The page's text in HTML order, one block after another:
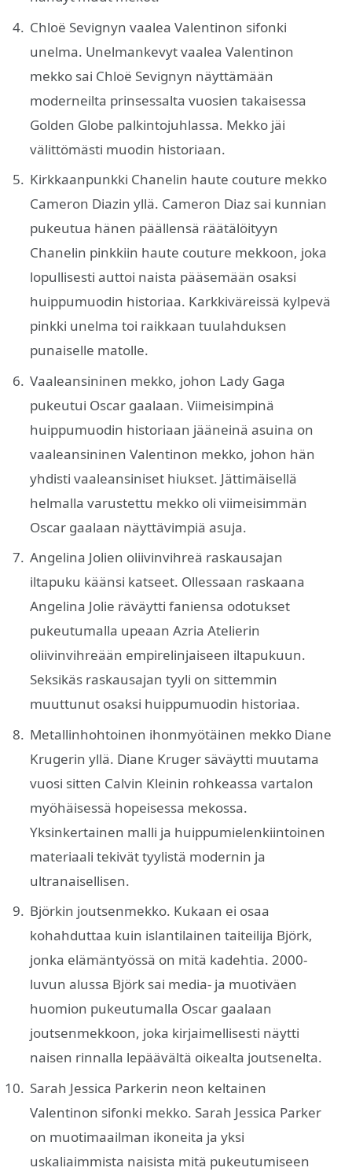
Chloë Sevignyn vaalea Valentinon sifonki
unelma. Unelmankevyt vaalea Valentinon
mekko sai Chloë Sevignyn näyttämään
moderneilta prinsessalta vuosien takaisessa
Golden Globe palkintojuhlassa. Mekko jäi
välittömästi muodin historiaan.
Kirkkaanpunkki Chanelin haute couture mekko
Cameron Diazin yllä. Cameron Diaz sai kunnian
pukeutua hänen päällensä räätälöityyn
Chanelin pinkkiin haute couture mekkoon, joka
lopullisesti auttoi naista pääsemään osaksi
huippumuodin historiaa. Karkkiväreissä kylpevä
pinkki unelma toi raikkaan tuulahduksen
punaiselle matolle.
Vaaleansininen mekko, johon Lady Gaga
pukeutui Oscar gaalaan. Viimeisimpinä
huippumuodin historiaan jääneinä asuina on
vaaleansininen Valentinon mekko, johon hän
yhdisti vaaleansiniset hiukset. Jättimäisellä
helmalla varustettu mekko oli viimeisimmän
Oscar gaalaan näyttävimpiä asuja.
Angelina Jolien oliivinvihreä raskausajan
iltapuku käänsi katseet. Ollessaan raskaana
Angelina Jolie räväytti faniensa odotukset
pukeutumalla upeaan Azria Atelierin
oliivinvihreään empirelinjaiseen iltapukuun.
Seksikäs raskausajan tyyli on sittemmin
muuttunut osaksi huippumuodin historiaa.
Metallinhohtoinen ihonmyötäinen mekko Diane
Krugerin yllä. Diane Kruger säväytti muutama
vuosi sitten Calvin Kleinin rohkeassa vartalon
myöhäisessä hopeisessa mekossa.
Yksinkertainen malli ja huippumielenkiintoinen
materiaali tekivät tyylistä modernin ja
ultranaisellisen.
Björkin joutsenmekko. Kukaan ei osaa
kohahduttaa kuin islantilainen taiteilija Björk,
jonka elämäntyössä on mitä kadehtia. 2000-
luvun alussa Björk sai media- ja muotiväen
huomion pukeutumalla Oscar gaalaan
joutsenmekkoon, joka kirjaimellisesti näytti
naisen rinnalla lepäävältä oikealta joutsenelta.
Sarah Jessica Parkerin neon keltainen
Valentinon sifonki mekko. Sarah Jessica Parker
on muotimaailman ikoneita ja yksi
uskaliaimmista naisista mitä pukeutumiseen